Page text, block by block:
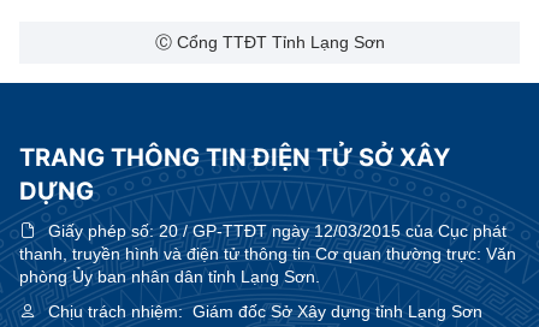
Ⓒ Cổng TTĐT Tỉnh Lạng Sơn
TRANG THÔNG TIN ĐIỆN TỬ SỞ XÂY
DỰNG
Giấy phép số:20 / GP-TTĐT ngày 12/03/2015 của Cục phát
thanh, truyền hình và điện tử thông tin Cơ quan thường trực: Văn
phòng Ủy ban nhân dân tỉnh Lạng Sơn.
Chịu trách nhiệm:Giám đốc Sở Xây dựng tỉnh Lạng Sơn